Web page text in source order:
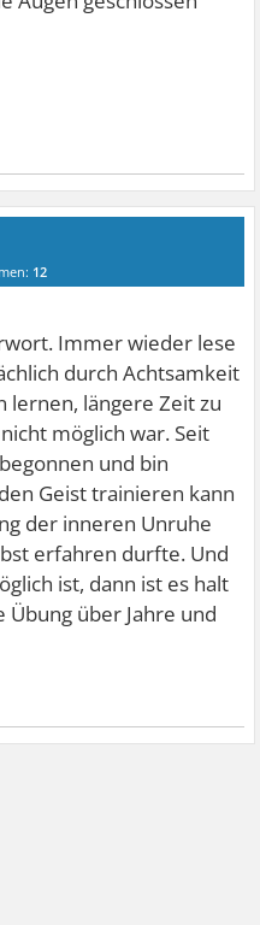
12
Immer wieder lese
durch Achtsamkeit
lernen, längere Zeit zu
möglich war. Seit
und bin
Geist trainieren kann
der inneren Unruhe
erfahren durfte. Und
ist, dann ist es halt
über Jahre und